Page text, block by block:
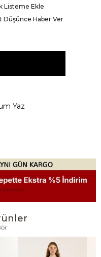
Listeme Ekle
Düşünce Haber Ver
Yaz